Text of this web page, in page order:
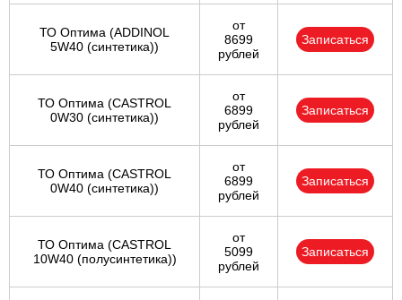
ТО Оптима (ADDINOL
5W40 (синтетика))
от
8699
рублей
Записаться
ТО Оптима (CASTROL
0W30 (синтетика))
от
6899
рублей
Записаться
ТО Оптима (CASTROL
0W40 (синтетика))
от
6899
рублей
Записаться
ТО Оптима (CASTROL
10W40 (полусинтетика))
от
5099
рублей
Записаться